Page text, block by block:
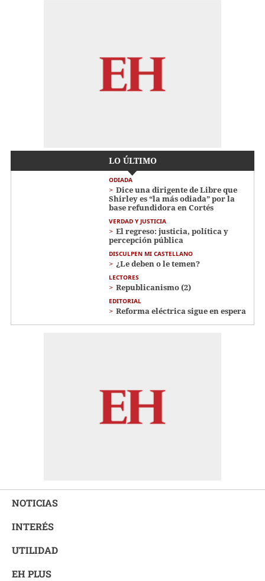
LO ÚLTIMO
ODIADA
Dice una dirigente de Libre que
Shirley es “la más odiada” por la
base refundidora en Cortés
VERDAD Y JUSTICIA
El regreso: justicia, política y
percepción pública
DISCULPEN MI CASTELLANO
¿Le deben o le temen?
LECTORES
Republicanismo (2)
EDITORIAL
Reforma eléctrica sigue en espera
NOTICIAS
INTERÉS
UTILIDAD
EH PLUS